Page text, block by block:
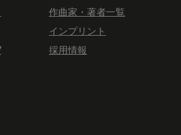
作曲家・著者一覧
インプリント
採用情報